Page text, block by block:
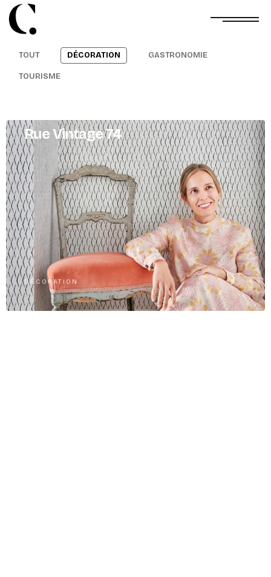
TOUT DÉCORATION GASTRONOMIE
TOURISME
Rue Vintage 74
DÉCORATION